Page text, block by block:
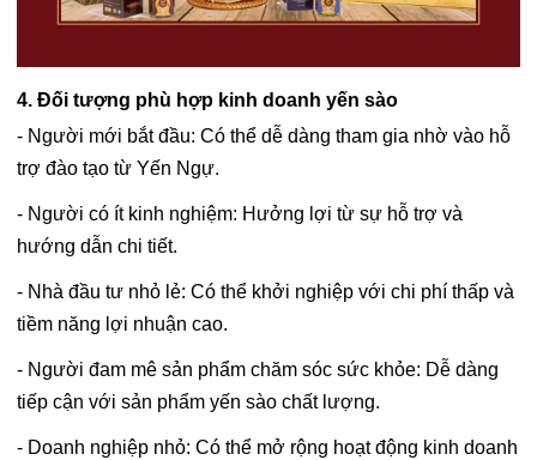
4. Đối tượng phù hợp kinh doanh yến sào
- Người mới bắt đầu: Có thể dễ dàng tham gia nhờ vào hỗ
trợ đào tạo từ Yến Ngự.
- Người có ít kinh nghiệm: Hưởng lợi từ sự hỗ trợ và
hướng dẫn chi tiết.
- Nhà đầu tư nhỏ lẻ: Có thể khởi nghiệp với chi phí thấp và
tiềm năng lợi nhuận cao.
- Người đam mê sản phẩm chăm sóc sức khỏe: Dễ dàng
tiếp cận với sản phẩm yến sào chất lượng.
- Doanh nghiệp nhỏ: Có thể mở rộng hoạt động kinh doanh